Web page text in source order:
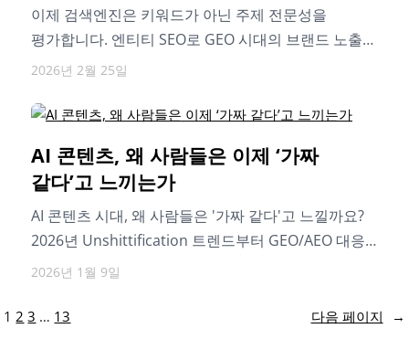
이제 검색엔진은 키워드가 아닌 주제 전문성을
평가합니다. 엔티티 SEO로 GEO 시대의 브랜드 노출
경쟁력을 확보하는 방법을 소개드립니다.
2026년 2월 25일
AI 콘텐츠, 왜 사람들은 이제 ‘가짜
같다’고 느끼는가
AI 콘텐츠 시대, 왜 사람들은 '가짜 같다'고 느낄까요?
2026년 Unshittification 트렌드부터 GEO/AEO 대응
전략까지. AI 에이전트 시대에도 살아남는…
2026년 1월 9일
1 2 3 … 13 다음 페이지 →